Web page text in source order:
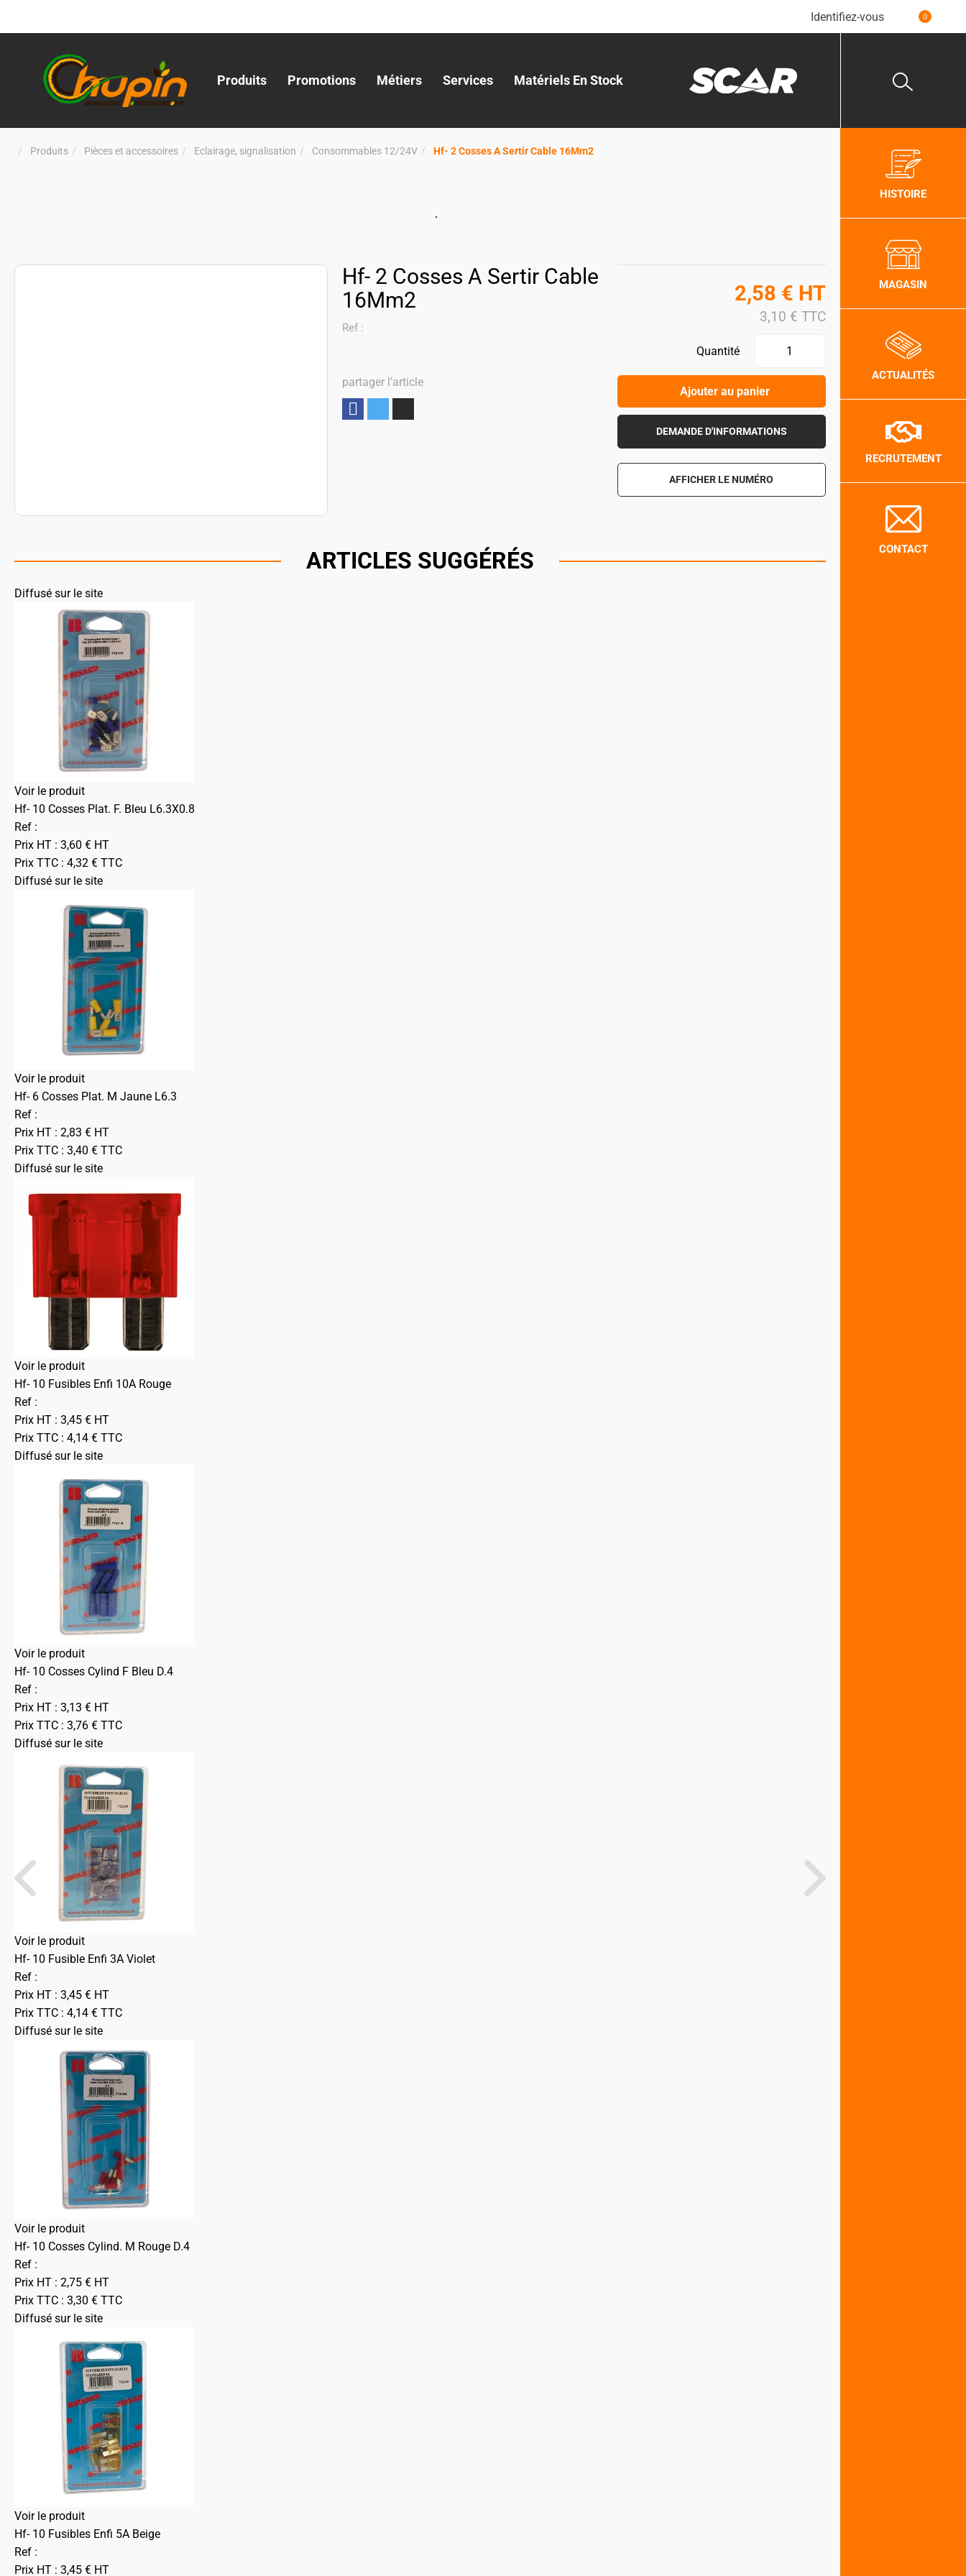
Identifiez-vous 0
Produits Promotions Métiers Services Matériels En Stock
Produits Pièces et accessoires Eclairage, signalisation Consommables 12/24V Hf- 2 Cosses A Sertir Cable 16Mm2
Hf- 2 Cosses A Sertir Cable
16Mm2
Ref :
partager l'article
2,58 € HT
3,10 € TTC
Quantité
Ajouter au panier
DEMANDE D'INFORMATIONS
AFFICHER LE NUMÉRO
ARTICLES SUGGÉRÉS
Diffusé sur le site
Voir le produit
Hf- 10 Cosses Plat. F. Bleu L6.3X0.8
Ref :
Prix HT : 3,60 € HT
Prix TTC : 4,32 € TTC
Diffusé sur le site
Voir le produit
Hf- 6 Cosses Plat. M Jaune L6.3
Ref :
Prix HT : 2,83 € HT
Prix TTC : 3,40 € TTC
Diffusé sur le site
Voir le produit
Hf- 10 Fusibles Enfi 10A Rouge
Ref :
Prix HT : 3,45 € HT
Prix TTC : 4,14 € TTC
Diffusé sur le site
Voir le produit
Hf- 10 Cosses Cylind F Bleu D.4
Ref :
Prix HT : 3,13 € HT
Prix TTC : 3,76 € TTC
Diffusé sur le site
Voir le produit
Hf- 10 Fusible Enfi 3A Violet
Ref :
Prix HT : 3,45 € HT
Prix TTC : 4,14 € TTC
Diffusé sur le site
Voir le produit
Hf- 10 Cosses Cylind. M Rouge D.4
Ref :
Prix HT : 2,75 € HT
Prix TTC : 3,30 € TTC
Diffusé sur le site
Voir le produit
Hf- 10 Fusibles Enfi 5A Beige
Ref :
Prix HT : 3,45 € HT
HISTOIRE
MAGASIN
ACTUALITÉS
RECRUTEMENT
CONTACT